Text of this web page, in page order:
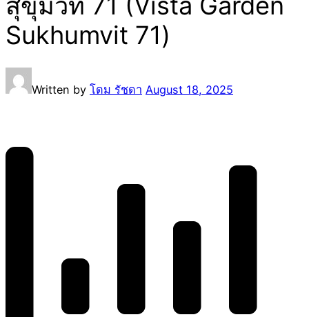
Sukhumvit 71)
Written by โดม รัชดา August 18, 2025